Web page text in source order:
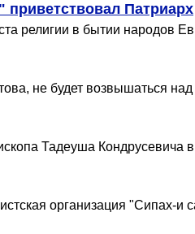
приветствовал Патриарх
религии в бытии народов
не будет возвышаться
Тадеуша Кондрусевича
организация "Сипах-и